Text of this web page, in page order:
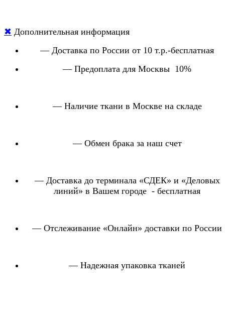
✖ Дополнительная информация
— Доставка по России от 10 т.р.-бесплатная
— Предоплата для Москвы 10%
— Наличие ткани в Москве на складе
— Обмен брака за наш счет
— Доставка до терминала «СДЕК» и «Деловых
линий» в Вашем городе - бесплатная
— Отслеживание «Онлайн» доставки по России
— Надежная упаковка тканей